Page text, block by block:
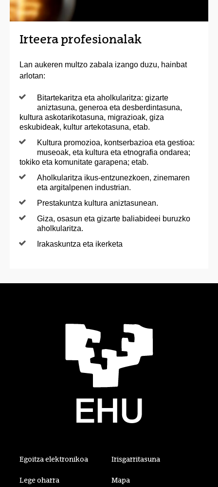
Irteera profesionalak
Lan aukeren multzo zabala izango duzu, hainbat
arlotan:
Bitartekaritza eta aholkularitza: gizarte
aniztasuna, generoa eta desberdintasuna,
kultura askotarikotasuna, migrazioak, giza
eskubideak, kultur artekotasuna, etab.
Kultura promozioa, kontserbazioa eta gestioa:
museoak, eta kultura eta etnografia ondarea;
tokiko eta komunitate garapena; etab.
Aholkularitza ikus-entzunezkoen, zinemaren
eta argitalpenen industrian.
Prestakuntza kultura aniztasunean.
Giza, osasun eta gizarte baliabideei buruzko
aholkularitza.
Irakaskuntza eta ikerketa
Egoitza elektronikoa Irisgarritasuna
Lege oharra Mapa